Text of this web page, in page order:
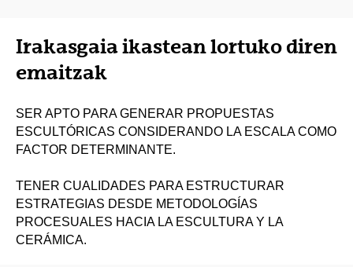
Irakasgaia ikastean lortuko diren
emaitzak
SER APTO PARA GENERAR PROPUESTAS
ESCULTÓRICAS CONSIDERANDO LA ESCALA COMO
FACTOR DETERMINANTE.
TENER CUALIDADES PARA ESTRUCTURAR
ESTRATEGIAS DESDE METODOLOGÍAS
PROCESUALES HACIA LA ESCULTURA Y LA
CERÁMICA.